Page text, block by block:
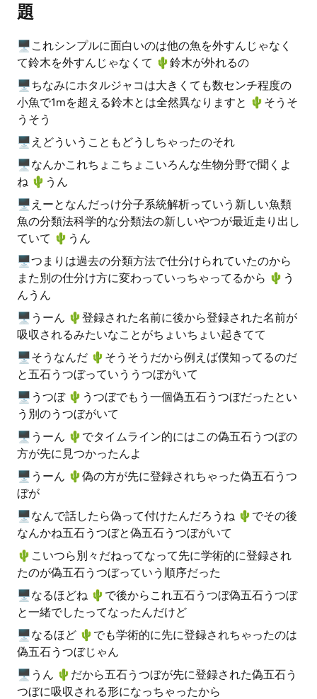
題
🖥これシンプルに面白いのは他の魚を外すんじゃなく
て鈴木を外すんじゃなくて 🌵️鈴木が外れるの
🖥ちなみにホタルジャコは大きくても数センチ程度の
小魚で1mを超える鈴木とは全然異なりますと 🌵️そうそ
うそう
🖥えどういうこともどうしちゃったのそれ
🖥なんかこれちょこちょこいろんな生物分野で聞くよ
ね 🌵️うん
🖥えーとなんだっけ分子系統解析っていう新しい魚類
魚の分類法科学的な分類法の新しいやつが最近走り出し
ていて 🌵️うん
🖥つまりは過去の分類方法で仕分けられていたのから
また別の仕分け方に変わっていっちゃってるから 🌵️う
んうん
🖥うーん 🌵️登録された名前に後から登録された名前が
吸収されるみたいなことがちょいちょい起きてて
🖥そうなんだ 🌵️そうそうだから例えば僕知ってるのだ
と五石うつぼっていううつぼがいて
🖥うつぼ 🌵️うつぼでもう一個偽五石うつぼだったとい
う別のうつぼがいて
🖥うーん 🌵️でタイムライン的にはこの偽五石うつぼの
方が先に見つかったんよ
🖥うーん 🌵️偽の方が先に登録されちゃった偽五石うつ
ぼが
🖥なんで話したら偽って付けたんだろうね 🌵️でその後
なんかね五石うつぼと偽五石うつぼがいて
🌵️こいつら別々だねってなって先に学術的に登録され
たのが偽五石うつぼっていう順序だった
🖥なるほどね 🌵️で後からこれ五石うつぼ偽五石うつぼ
と一緒でしたってなったんだけど
🖥なるほど 🌵️でも学術的に先に登録されちゃったのは
偽五石うつぼじゃん
🖥うん 🌵️だから五石うつぼが先に登録された偽五石う
つぼに吸収される形になっちゃったから